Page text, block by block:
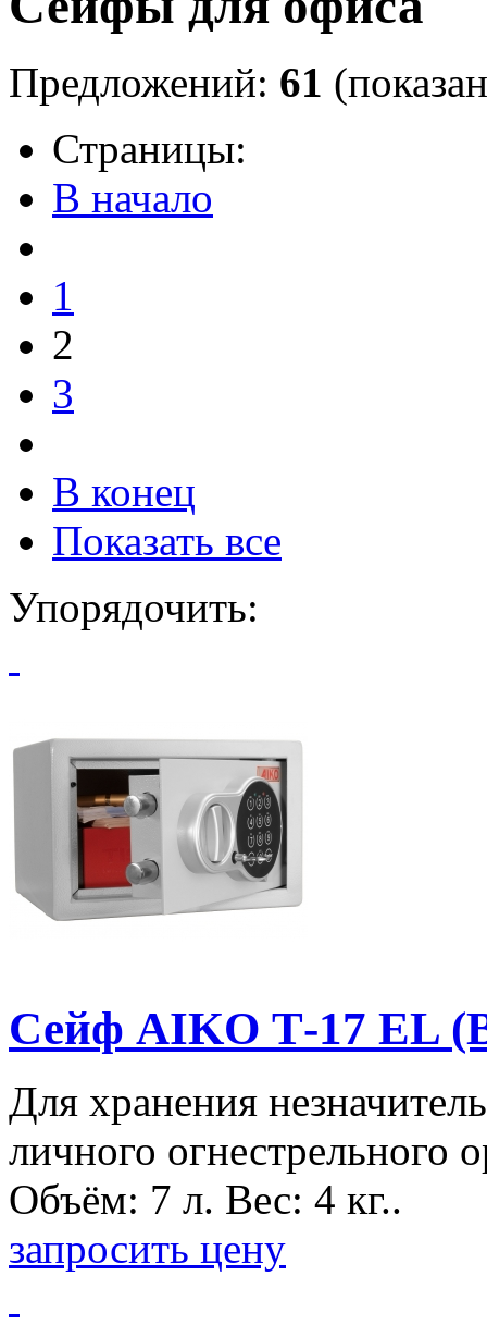
Предложений: 61
Страницы:
В начало
1
2
3
В конец
Показать все
Упорядочить:
Сейф AIKO Т-17 EL
Для хранения
личного огнестрельного
Объём: 7 л. Вес: 4 кг..
запросить цену